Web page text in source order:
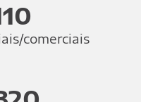
comerciais